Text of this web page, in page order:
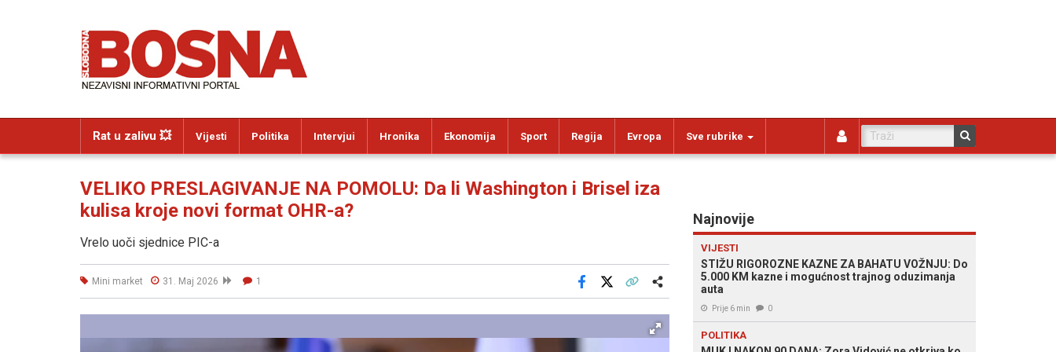
Rat u zalivu 💥 Vijesti Politika Intervjui Hronika Ekonomija Sport Regija Evropa Sve rubrike
VELIKO PRESLAGIVANJE NA POMOLU: Da li Washington i Brisel iza
kulisa kroje novi format OHR-a?
Vrelo uoči sjednice PIC-a
Mini market 31. Maj 2026 1
Facebook
Najnovije
VIJESTI
STIŽU RIGOROZNE KAZNE ZA BAHATU VOŽNJU: Do
5.000 KM kazne i mogućnost trajnog oduzimanja
auta
Prije 6 min 0
POLITIKA